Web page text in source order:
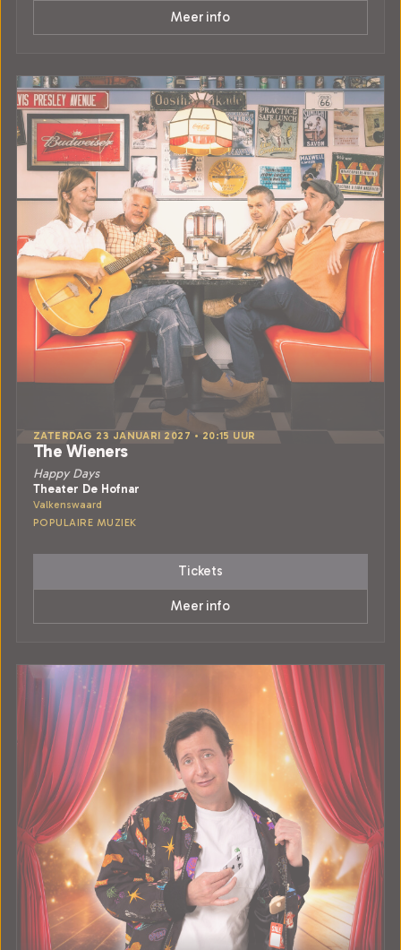
Meer info
ZATERDAG 23 JANUARI 2027 • 20:15 UUR
The Wieners
Happy Days
Theater De Hofnar
Valkenswaard
POPULAIRE MUZIEK
Tickets
Meer info